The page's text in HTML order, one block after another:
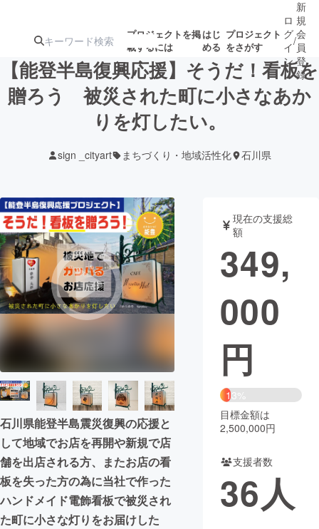
プロジェクトを掲
載するには
はじ
める
プロジェクト
をさがす
注目のリ 注目の新着プロ
ジェクト
募集終了が近いプ
テクノロジー・ガジェット
映像・映画 書籍・雑誌
ビジネス・起業 チャレンジ
CAMPFIRE for Social Good CAMPFIRE Creation
CAMPFIREふるさと納税machi-ya コミュニティ
ロ
グ
イ
ン
/
新
規
会
員
登
録
【能登半島復興応援】そうだ！看板を
贈ろう 被災された町に小さなあか
りを灯したい。
sign _cityart まちづくり・地域活性化 石川県
石川県能登半島震災復興の応援と
して地域でお店を再開や新規で店
舗を出店される方、またお店の看
板を失った方の為に当社で作った
ハンドメイド電飾看板で被災され
た町に小さな灯りをお届けした
現在の支援総
額
349,
000
円
13%
目標金額は
2,500,000円
支援者数
36人